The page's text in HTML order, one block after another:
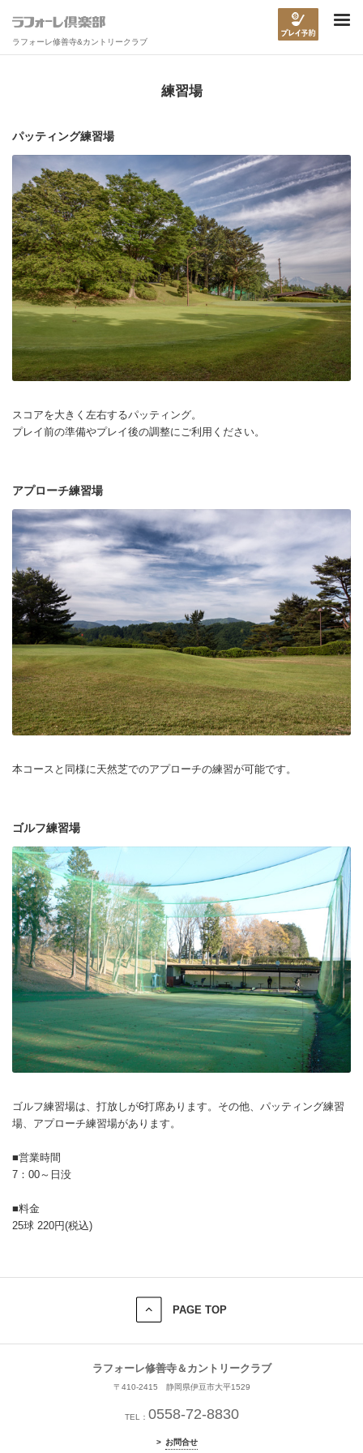
ラフォーレ修善寺&カントリークラブ
練習場
パッティング練習場
スコアを大きく左右するパッティング。
プレイ前の準備やプレイ後の調整にご利用ください。
アプローチ練習場
本コースと同様に天然芝でのアプローチの練習が可能です。
ゴルフ練習場
ゴルフ練習場は、打放しが6打席あります。その他、パッティング練習
場、アプローチ練習場があります。
■営業時間
7：00～日没
■料金
25球 220円(税込)
PAGE TOP
ラフォーレ修善寺＆カントリークラブ
〒410-2415 静岡県伊豆市大平1529
TEL： 0558-72-8830
お問合せ